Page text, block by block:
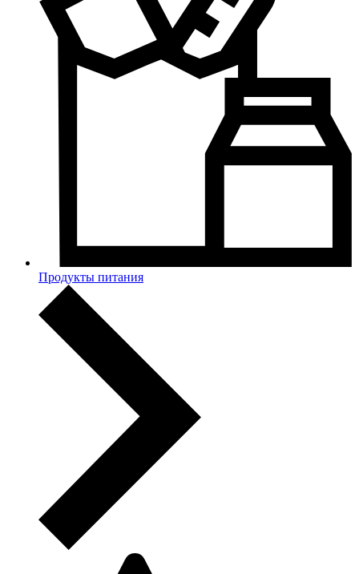
Продукты питания